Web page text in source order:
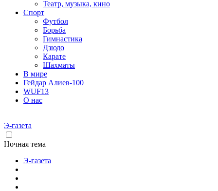
Театр, музыка, кино
Спорт
Футбол
Борьба
Гимнастика
Дзюдо
Карате
Шахматы
В мире
Гейдар Алиев-100
WUF13
О нас
Э-газета
Ночная тема
Э-газета